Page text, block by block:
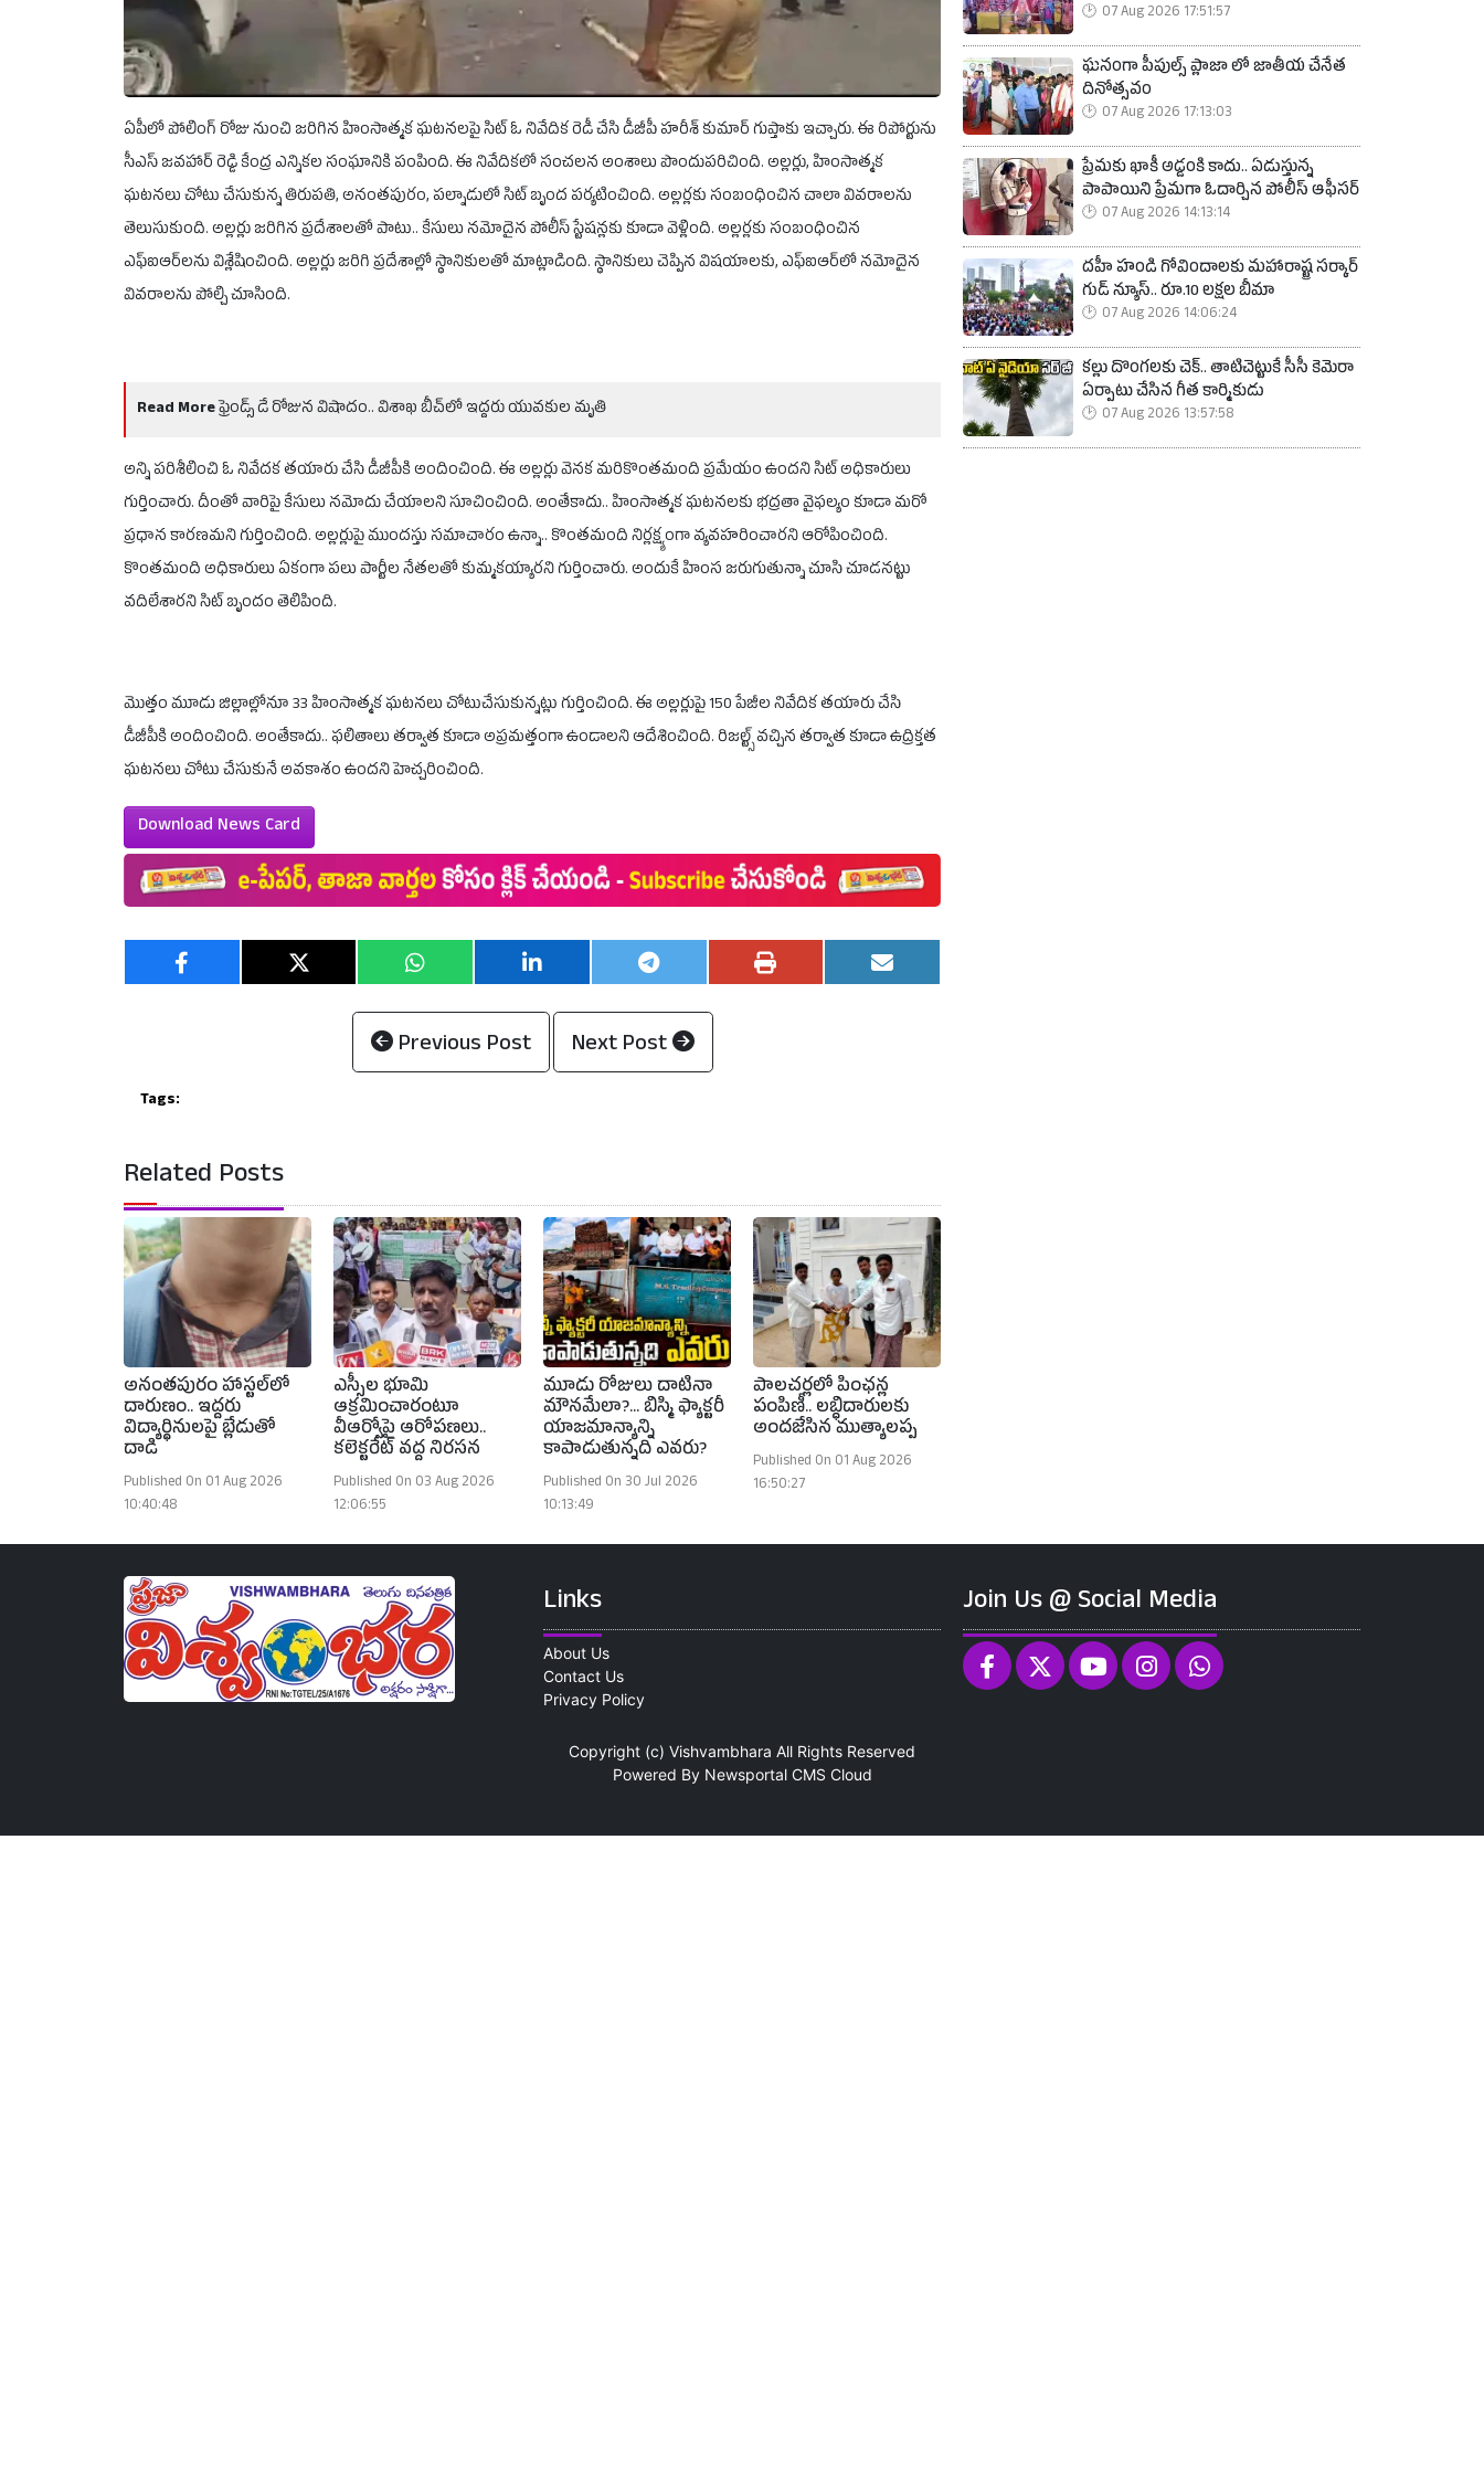
ఏపీలో పోలింగ్ రోజు నుంచి జరిగిన హింసాత్మక ఘటనలపై సిట్ ఓ నివేదిక రెడీ చేసి డీజీపీ హరీశ్ కుమార్ గుప్తాకు ఇచ్చారు. ఈ రిపోర్టును
సీఎస్ జవహార్ రెడ్డి కేంద్ర ఎన్నికల సంఘానికి పంపింది. ఈ నివేదికలో సంచలన అంశాలు పొందుపరిచింది. అల్లర్లు, హింసాత్మక
ఘటనలు చోటు చేసుకున్న తిరుపతి, అనంతపురం, పల్నాడులో సిట్ బృంద పర్యటించింది. అల్లర్లకు సంబంధించిన చాలా వివరాలను
తెలుసుకుంది. అల్లర్లు జరిగిన ప్రదేశాలతో పాటు.. కేసులు నమోదైన పోలీస్ స్టేషన్లకు కూడా వెళ్లింది. అల్లర్లకు సంబంధించిన
ఎఫ్ఐఆర్‌లను విశ్లేషించింది. అల్లర్లు జరిగి ప్రదేశాల్లో స్థానికులతో మాట్లాడింది. స్థానికులు చెప్పిన విషయాలకు, ఎఫ్ఐఆర్‌లో నమోదైన
వివరాలను పోల్చి చూసింది.
Read Moreఫ్రెండ్స్ డే రోజున విషాదం.. విశాఖ బీచ్‌లో ఇద్దరు యువకుల మృతి
అన్ని పరిశీలించి ఓ నివేదక తయారు చేసి డీజీపీకి అందించింది. ఈ అల్లర్లు వెనక మరికొంతమంది ప్రమేయం ఉందని సిట్ అధికారులు
గుర్తించారు. దీంతో వారిపై కేసులు నమోదు చేయాలని సూచించింది. అంతేకాదు.. హింసాత్మక ఘటనలకు భద్రతా వైఫల్యం కూడా మరో
ప్రధాన కారణమని గుర్తించింది. అల్లర్లుపై ముందస్తు సమాచారం ఉన్నా.. కొంతమంది నిర్లక్ష్యంగా వ్యవహరించారని ఆరోపించింది.
కొంతమంది అధికారులు ఏకంగా పలు పార్టీల నేతలతో కుమ్మకయ్యారని గుర్తించారు. అందుకే హింస జరుగుతున్నా చూసి చూడనట్టు
వదిలేశారని సిట్ బృందం తెలిపింది.
మొత్తం మూడు జిల్లాల్లోనూ 33 హింసాత్మక ఘటనలు చోటుచేసుకున్నట్లు గుర్తించింది. ఈ అల్లర్లుపై 150 పేజీల నివేదిక తయారు చేసి
డీజీపీకి అందించింది. అంతేకాదు.. ఫలితాలు తర్వాత కూడా అప్రమత్తంగా ఉండాలని ఆదేశించింది. రిజల్ట్స్ వచ్చిన తర్వాత కూడా ఉద్రిక్తత
ఘటనలు చోటు చేసుకునే అవకాశం ఉందని హెచ్చరించింది.
Download News Card
Previous Post Next Post
Tags:
Related Posts
అనంతపురం హాస్టల్‌లో
దారుణం.. ఇద్దరు
విద్యార్థినులపై బ్లేడుతో
దాడి
Published On 01 Aug 2026
10:40:48
ఎస్సీల భూమి
ఆక్రమించారంటూ
వీఆర్వోపై ఆరోపణలు..
కలెక్టరేట్ వద్ద నిరసన
Published On 03 Aug 2026
12:06:55
మూడు రోజులు దాటినా
మౌనమేలా?... బిస్మి ఫ్యాక్టరీ
యాజమాన్యాన్ని
కాపాడుతున్నది ఎవరు?
Published On 30 Jul 2026
10:13:49
పాలచర్లలో పింఛన్ల
పంపిణీ.. లబ్ధిదారులకు
అందజేసిన ముత్యాలప్ప
Published On 01 Aug 2026
16:50:27
07 Aug 2026 17:51:57
ఘనంగా పీపుల్స్ ప్లాజా లో జాతీయ చేనేత
దినోత్సవం
07 Aug 2026 17:13:03
ప్రేమకు ఖాకీ అడ్డంకి కాదు.. ఏడుస్తున్న
పాపాయిని ప్రేమగా ఓదార్చిన పోలీస్ ఆఫీసర్
07 Aug 2026 14:13:14
దహీ హండి గోవిందాలకు మహారాష్ట్ర సర్కార్
గుడ్ న్యూస్.. రూ.10 లక్షల బీమా
07 Aug 2026 14:06:24
కల్లు దొంగలకు చెక్.. తాటిచెట్టుకే సీసీ కెమెరా
ఏర్పాటు చేసిన గీత కార్మికుడు
07 Aug 2026 13:57:58
Links
About Us
Contact Us
Privacy Policy
Join Us @ Social Media
Copyright (c) Vishvambhara All Rights Reserved
Powered By Newsportal CMS Cloud